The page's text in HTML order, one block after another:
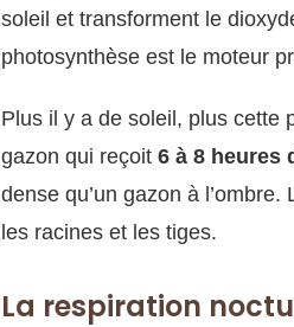
soleil et transforment le
photosynthèse est le moteur
Plus il y a de soleil, plus cette
gazon qui reçoit 6 à 8 heures
dense qu’un gazon à
les racines et les tiges.
La respiration